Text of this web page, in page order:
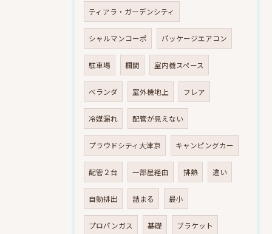
ティアラ・ガーデンシティ
シャルマンコーポ パッケージエアコン
駐車場 欄間 室内機スペース
ベランダ 室外機地上 フレア
冷媒漏れ 配管が見えない
プラウドシティ大津京 キャンピングカー
配管２台 一部屋経由 排熱 違い
自動排出 詰まる 最小
プロパンガス 基礎 ブラケット